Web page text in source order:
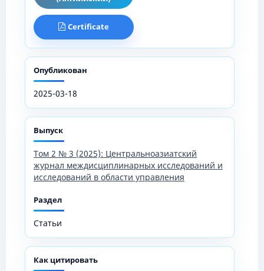
Certificate
Опубликован
2025-03-18
Выпуск
Том 2 № 3 (2025): Центральноазиатский
журнал междисциплинарных исследований и
исследований в области управления
Раздел
Статьи
Как цитировать